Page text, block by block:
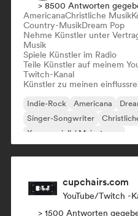
> 8500 Antworten
AmericanaChristliche Musik
Country-MusikDream Pop
Nehme Künstler unter
Musik
Spiele Künstler im Radio
Teile Künstler auf meinem
Twitch-Kanal
Künstler zu meinen
Indie-Rock Americana
Singer-Songwriter
Kommerziell / Mainstream
cupchairs.com
> 1500 Antworten